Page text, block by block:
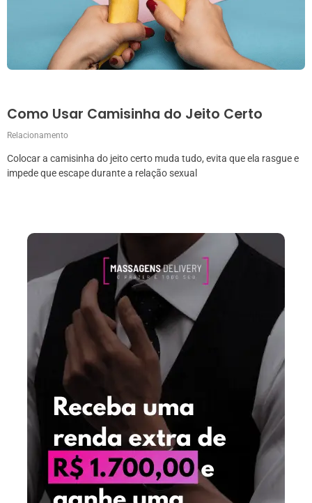
Como Usar Camisinha do Jeito Certo
Relacionamento
Colocar a camisinha do jeito certo muda tudo, evita que ela rasgue e
impede que escape durante a relação sexual